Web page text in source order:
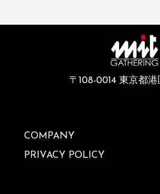
〒108-0014 東京都港
COMPANY
PRIVACY POLICY